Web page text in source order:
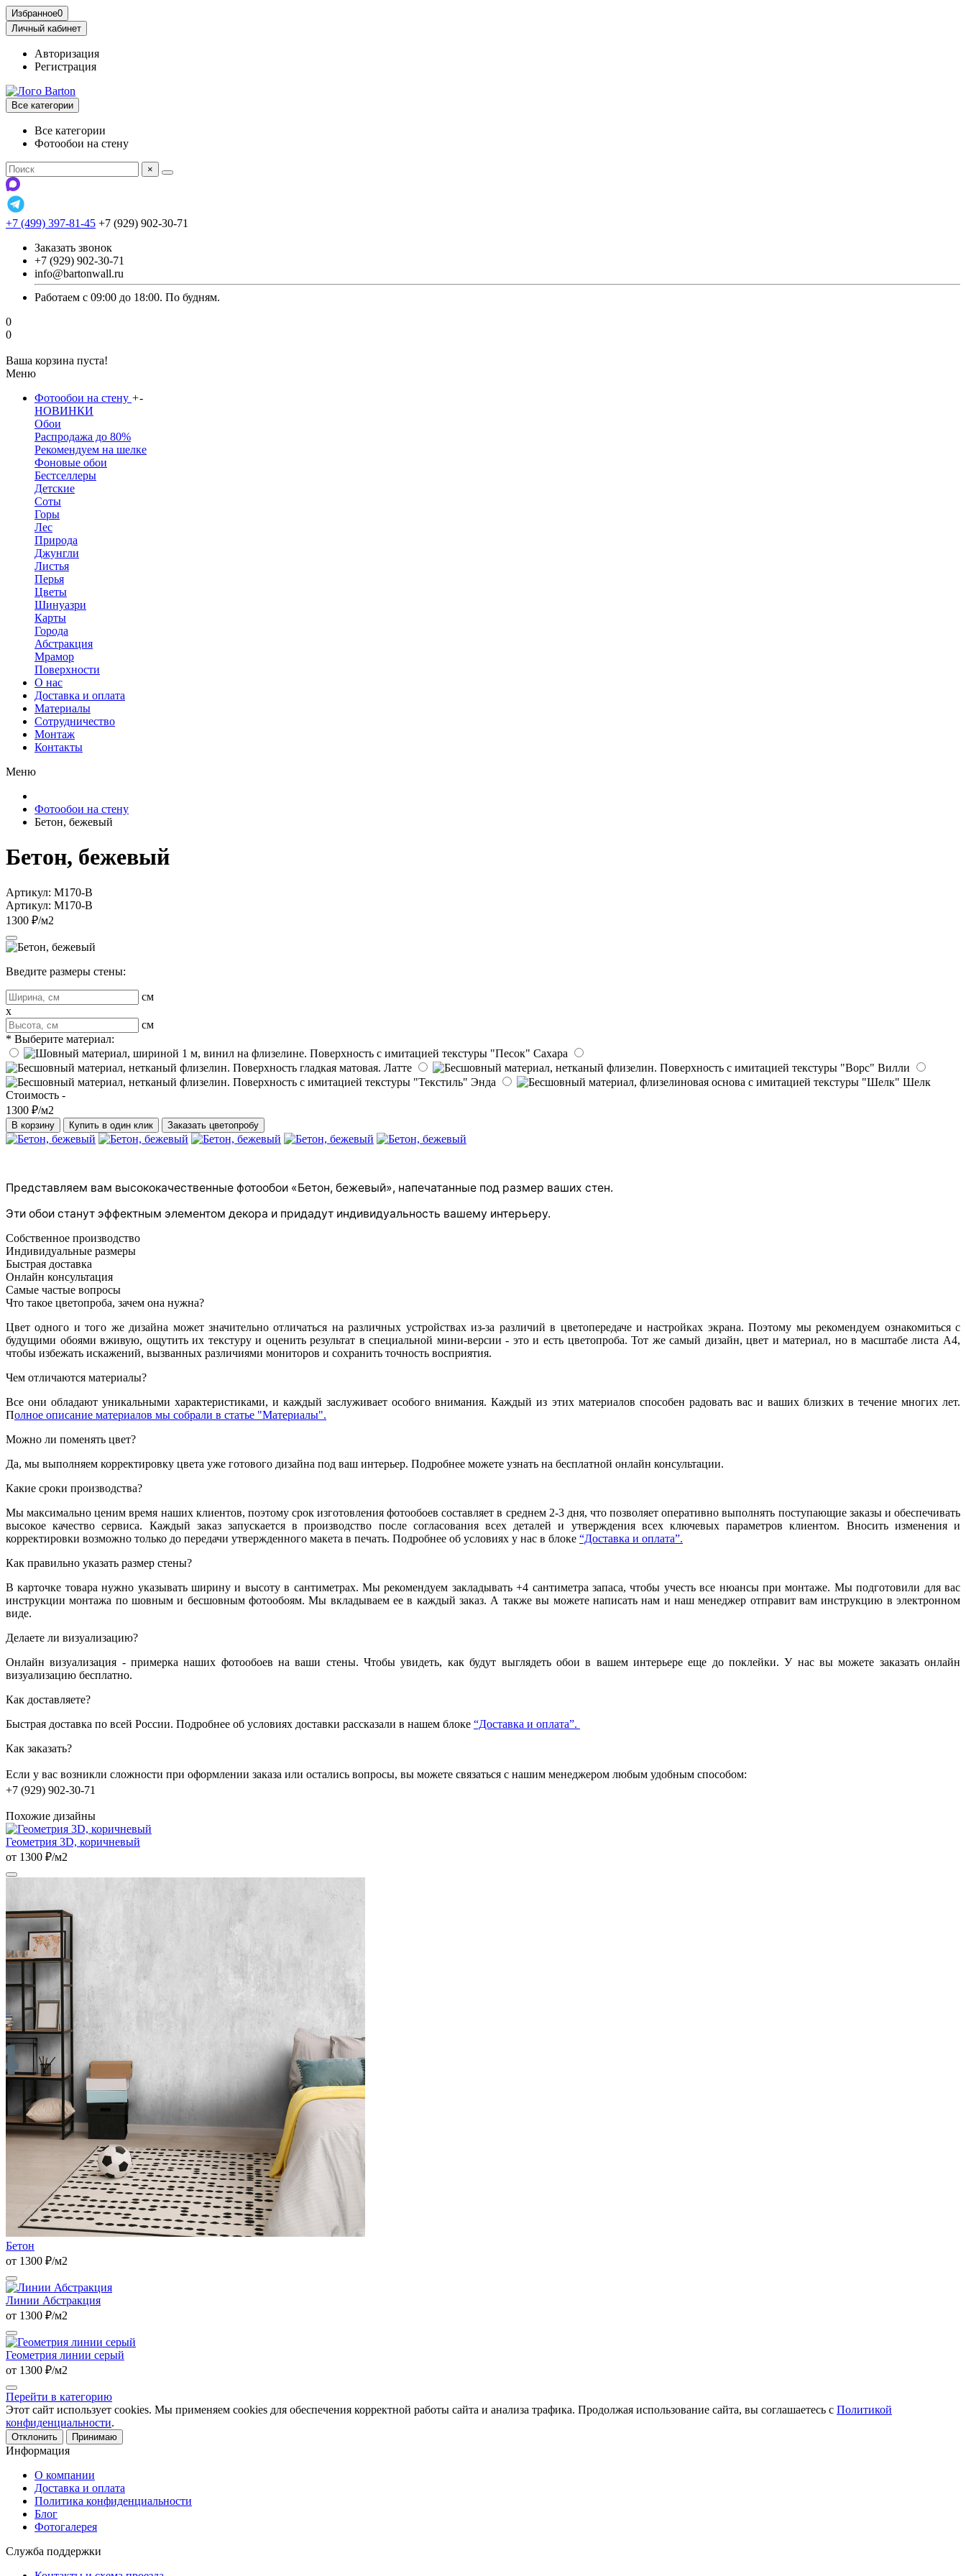
Избранное0
Личный кабинет
Авторизация
Регистрация
Все категории
Все категории
Фотообои на стену
×
+7 (499) 397-81-45 +7 (929) 902-30-71
Заказать звонок
+7 (929) 902-30-71
info@bartonwall.ru
Работаем с 09:00 до 18:00. По будням.
0
0
Ваша корзина пуста!
Меню
Фотообои на стену +-
НОВИНКИ
Обои
Распродажа до 80%
Рекомендуем на шелке
Фоновые обои
Бестселлеры
Детские
Соты
Горы
Лес
Природа
Джунгли
Листья
Перья
Цветы
Шинуазри
Карты
Города
Абстракция
Мрамор
Поверхности
О нас
Доставка и оплата
Материалы
Сотрудничество
Монтаж
Контакты
Меню
Фотообои на стену
Бетон, бежевый
Бетон, бежевый
Артикул: M170-B
Артикул: M170-B
1300 ₽/м2
Введите размеры стены:
см
x
см
* Выберите материал:
Сахара
Латте
Вилли
Энда
Шелк
Стоимость -
1300 ₽/м2
В корзину Купить в один клик Заказать цветопробу
Представляем вам высококачественные фотообои «Бетон, бежевый», напечатанные под размер ваших стен.
Эти обои станут эффектным элементом декора и придадут индивидуальность вашему интерьеру.
Собственное производство
Индивидуальные размеры
Быстрая доставка
Онлайн консультация
Самые частые вопросы
Что такое цветопроба, зачем она нужна?
Цвет одного и того же дизайна может значительно отличаться на различных устройствах из-за различий в цветопередаче и настройках экрана. Поэтому мы рекомендуем ознакомиться с
будущими обоями вживую, ощутить их текстуру и оценить результат в специальной мини-версии - это и есть цветопроба. Тот же самый дизайн, цвет и материал, но в масштабе листа А4,
чтобы избежать искажений, вызванных различиями мониторов и сохранить точность восприятия.
Чем отличаются материалы?
Все они обладают уникальными характеристиками, и каждый заслуживает особого внимания. Каждый из этих материалов способен радовать вас и ваших близких в течение многих лет.
Полное описание материалов мы собрали в статье "Материалы".
Можно ли поменять цвет?
Да, мы выполняем корректировку цвета уже готового дизайна под ваш интерьер. Подробнее можете узнать на бесплатной онлайн консультации.
Какие сроки производства?
Мы максимально ценим время наших клиентов, поэтому срок изготовления фотообоев составляет в среднем 2-3 дня, что позволяет оперативно выполнять поступающие заказы и обеспечивать
высокое качество сервиса. Каждый заказ запускается в производство после согласования всех деталей и утверждения всех ключевых параметров клиентом. Вносить изменения и
корректировки возможно только до передачи утвержденного макета в печать. Подробнее об условиях у нас в блоке “Доставка и оплата”.
Как правильно указать размер стены?
В карточке товара нужно указывать ширину и высоту в сантиметрах. Мы рекомендуем закладывать +4 сантиметра запаса, чтобы учесть все нюансы при монтаже. Мы подготовили для вас
инструкции монтажа по шовным и бесшовным фотообоям. Мы вкладываем ее в каждый заказ. А также вы можете написать нам и наш менеджер отправит вам инструкцию в электронном
виде.
Делаете ли визуализацию?
Онлайн визуализация - примерка наших фотообоев на ваши стены. Чтобы увидеть, как будут выглядеть обои в вашем интерьере еще до поклейки. У нас вы можете заказать онлайн
визуализацию бесплатно.
Как доставляете?
Быстрая доставка по всей России. Подробнее об условиях доставки рассказали в нашем блоке “Доставка и оплата”.
Как заказать?
Если у вас возникли сложности при оформлении заказа или остались вопросы, вы можете связаться с нашим менеджером любым удобным способом:
+7 (929) 902-30-71
Похожие дизайны
Геометрия 3D, коричневый
от 1300 ₽/м2
Бетон
от 1300 ₽/м2
Линии Абстракция
от 1300 ₽/м2
Геометрия линии серый
от 1300 ₽/м2
Перейти в категорию
Этот сайт использует cookies. Мы применяем cookies для обеспечения корректной работы сайта и анализа трафика. Продолжая использование сайта, вы соглашаетесь с Политикой
конфиденциальности.
Отклонить Принимаю
Информация
О компании
Доставка и оплата
Политика конфиденциальности
Блог
Фотогалерея
Служба поддержки